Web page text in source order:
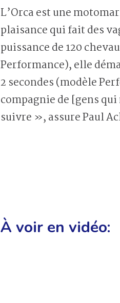
L’Orca est une
plaisance qui fait des
puissance de 120
Performance), elle
2 secondes (modèle
compagnie de [gens
suivre », assure Paul
À voir en vidéo: